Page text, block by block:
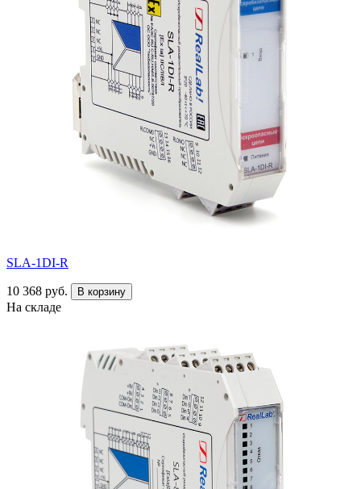
SLA-1DI-R
10 368 руб. В корзину
На складе